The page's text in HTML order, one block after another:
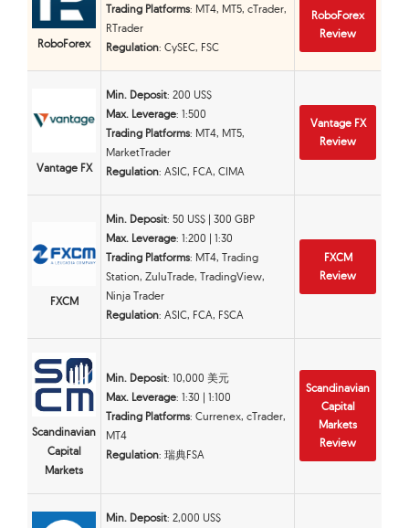
RoboForex
Trading Platforms: MT4, MT5, cTrader,
RTrader
Regulation: CySEC, FSC
RoboForex
Review
Vantage FX
Min. Deposit: 200 US$
Max. Leverage: 1:500
Trading Platforms: MT4, MT5,
MarketTrader
Regulation: ASIC, FCA, CIMA
Vantage FX
Review
FXCM
Min. Deposit: 50 US$ | 300 GBP
Max. Leverage: 1:200 | 1:30
Trading Platforms: MT4, Trading
Station, ZuluTrade, TradingView,
Ninja Trader
Regulation: ASIC, FCA, FSCA
FXCM
Review
Scandinavian
Capital
Markets
Min. Deposit: 10,000 美元
Max. Leverage: 1:30 | 1:100
Trading Platforms: Currenex, cTrader,
MT4
Regulation: 瑞典FSA
Scandinavian
Capital
Markets
Review
Min. Deposit: 2,000 US$